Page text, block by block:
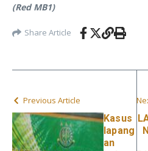
(Red MB1)
Share Article
Previous Article
Kasus
lapang
an